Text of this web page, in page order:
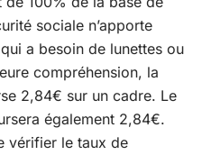
sociale n’apporte
a besoin de lunettes ou
compréhension, la
2,84€ sur un cadre. Le
également 2,84€.
vérifier le taux de